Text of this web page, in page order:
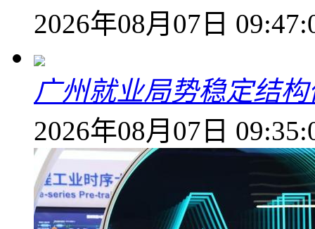
2026年08月07日
广州就业局势稳定结
2026年08月07日